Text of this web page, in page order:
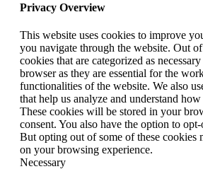
Privacy Overview
This website uses cookies to improve
you navigate through the website. Out
cookies that are categorized as
browser as they are essential for the
functionalities of the website. We also
that help us analyze and understand
These cookies will be stored in your
consent. You also have the option to
But opting out of some of these cookies
on your browsing experience.
Necessary